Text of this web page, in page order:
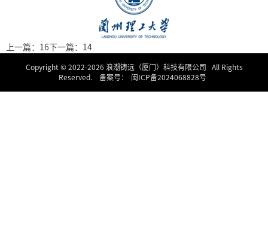
上一篇：16 下一篇：14
Copyright © 2022-2026 浪潮铸远（厦门）科技有限公司 All Rights
Reserved. 备案号：
闽ICP备2024068828号